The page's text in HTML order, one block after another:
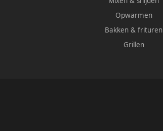
Opwarmen
Bakken & frituren
Grillen